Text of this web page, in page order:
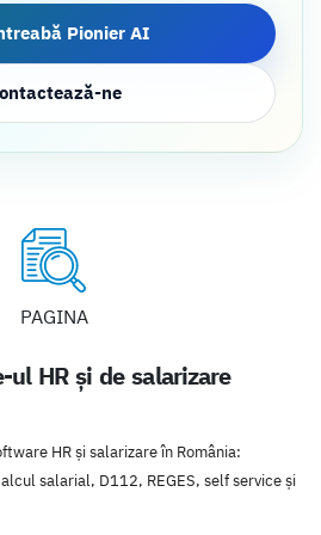
Pionier AI
ne
PAGINA
ul HR și de salarizare
HR și salarizare în România:
salarial, D112, REGES, self service și